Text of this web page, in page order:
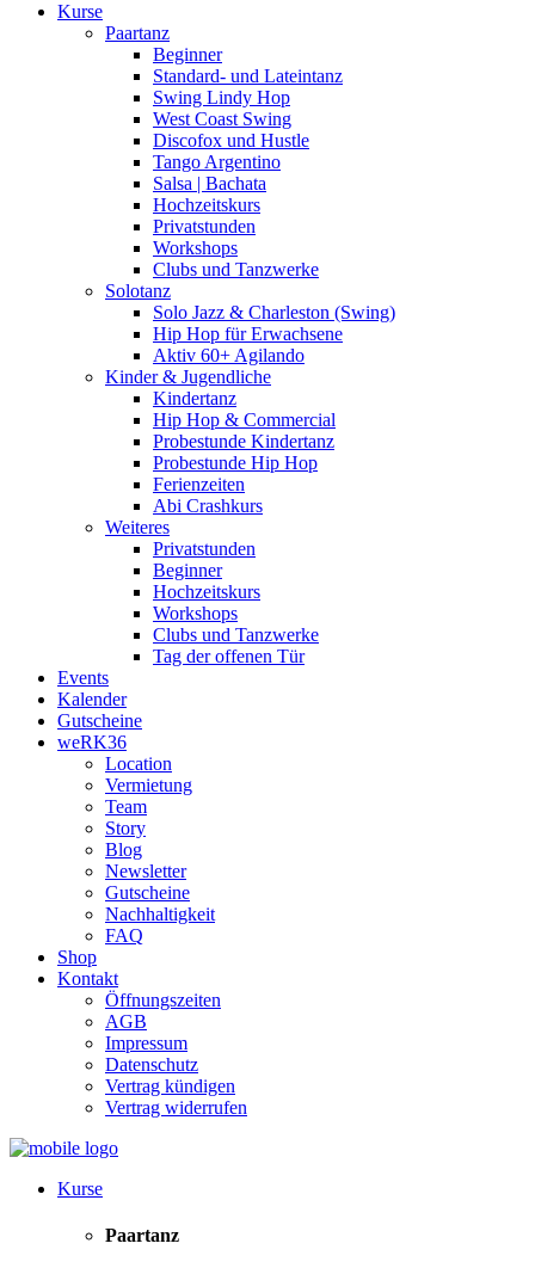
Kurse
Paartanz
Beginner
Standard- und Lateintanz
Swing Lindy Hop
West Coast Swing
Discofox und Hustle
Tango Argentino
Salsa | Bachata
Hochzeitskurs
Privatstunden
Workshops
Clubs und Tanzwerke
Solotanz
Solo Jazz & Charleston (Swing)
Hip Hop für Erwachsene
Aktiv 60+ Agilando
Kinder & Jugendliche
Kindertanz
Hip Hop & Commercial
Probestunde Kindertanz
Probestunde Hip Hop
Ferienzeiten
Abi Crashkurs
Weiteres
Privatstunden
Beginner
Hochzeitskurs
Workshops
Clubs und Tanzwerke
Tag der offenen Tür
Events
Kalender
Gutscheine
weRK36
Location
Vermietung
Team
Story
Blog
Newsletter
Gutscheine
Nachhaltigkeit
FAQ
Shop
Kontakt
Öffnungszeiten
AGB
Impressum
Datenschutz
Vertrag kündigen
Vertrag widerrufen
Kurse
Paartanz